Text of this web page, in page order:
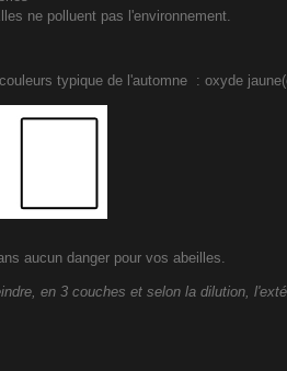
ne polluent pas l'environnement.
typique de l'automne : oxyde
aucun danger pour vos abeilles.
en 3 couches et selon la dilution,